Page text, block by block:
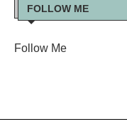
FOLLOW ME
Follow Me